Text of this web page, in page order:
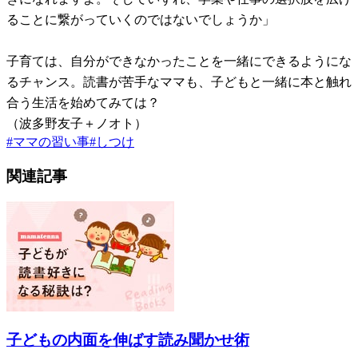
ることに繋がっていくのではないでしょうか」
子育ては、自分ができなかったことを一緒にできるようにな
るチャンス。読書が苦手なママも、子どもと一緒に本と触れ
合う生活を始めてみては？
（波多野友子＋ノオト）
#ママの習い事#しつけ
関連記事
子どもの内面を伸ばす読み聞かせ術